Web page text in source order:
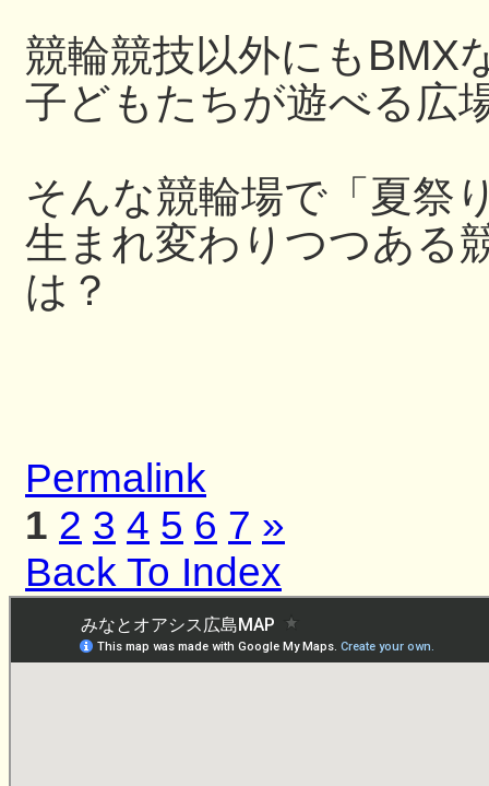
競輪競技以外にもBMX
子どもたちが遊べる広
そんな競輪場で「夏祭
生まれ変わりつつある
は？
Permalink
1 2 3 4 5 6 7 »
Back To Index